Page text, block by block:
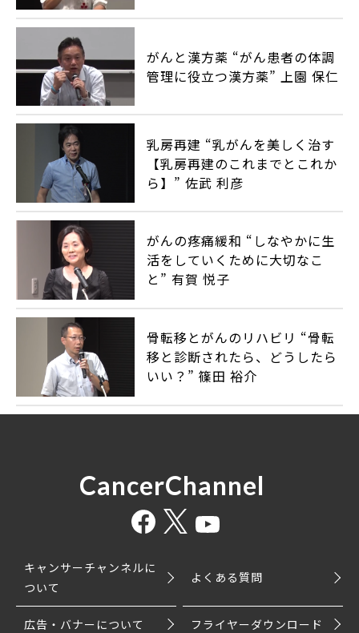
がんと漢方薬 “がん患者の体調
管理に役立つ漢方薬” 上園 保仁
乳房再建 “乳がんを美しく治す
【乳房再建のこれまでとこれか
ら】” 佐武 利彦
がんの疼痛緩和 “しなやかに生
活をしていくために大切なこ
と” 有賀 悦子
骨転移とがんのリハビリ “骨転
移と診断されたら、どうしたら
いい？” 篠田 裕介
CancerChannel
キャンサーチャンネルに
ついて
よくある質問
広告・バナーについて フライヤーダウンロード